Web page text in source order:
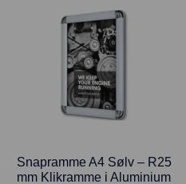
Snapramme A4 Sølv – R25
mm Klikramme i Aluminium